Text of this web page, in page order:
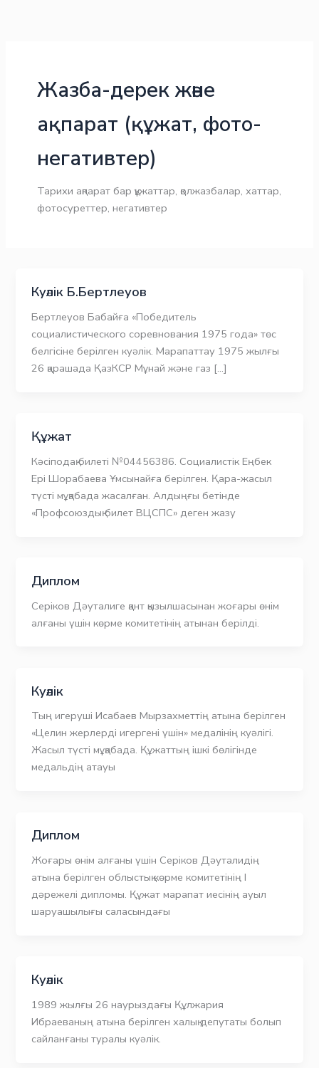
Жазба-дерек және
ақпарат (құжат, фото-
негативтер)
Тарихи ақпарат бар құжаттар, қолжазбалар, хаттар,
фотосуреттер, негативтер
Куәлік Б.Бертлеуов
Бертлеуов Бабайға «Победитель
социалистического соревнования 1975 года» төс
белгісіне берілген куәлік. Марапаттау 1975 жылғы
26 қарашада ҚазКСР Мұнай және газ […]
Құжат
Кәсіподақ билеті №04456386. Социалистік Еңбек
Ері Шорабаева Ұмсынайға берілген. Қара-жасыл
түсті мұқабада жасалған. Алдыңғы бетінде
«Профсоюздық билет ВЦСПС» деген жазу
Диплом
Серіков Дәуталиге қант қызылшасынан жоғары өнім
алғаны үшін көрме комитетінің атынан берілді.
Куәлік
Тың игеруші Исабаев Мырзахметтің атына берілген
«Целин жерлерді игергені үшін» медалінің куәлігі.
Жасыл түсті мұқабада. Құжаттың ішкі бөлігінде
медальдің атауы
Диплом
Жоғары өнім алғаны үшін Серіков Дәуталидің
атына берілген облыстық көрме комитетінің І
дәрежелі дипломы. Құжат марапат иесінің ауыл
шаруашылығы саласындағы
Куәлік
1989 жылғы 26 наурыздағы Құлжария
Ибраеваның атына берілген халық депутаты болып
сайланғаны туралы куәлік.